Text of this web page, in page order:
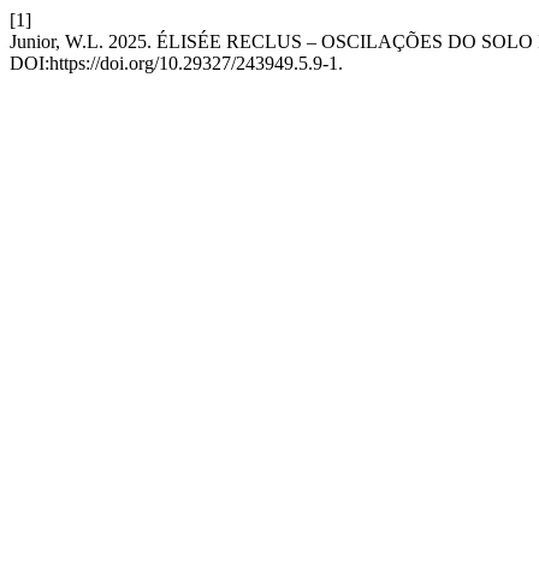
[1]
Junior, W.L. 2025. ÉLISÉE RECLUS – OSCILAÇÕES DO
DOI:https://doi.org/10.29327/243949.5.9-1.